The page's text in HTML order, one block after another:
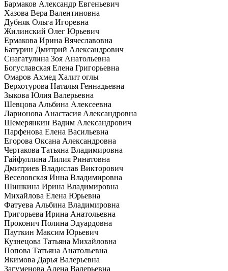
Бармаков Александр Евгеньевич
Хазова Вера Валентиновна
Дубняк Ольга Игоревна
Жилинский Олег Юрьевич
Ермакова Ирина Вячеславовна
Батурин Дмитрий Александрович
Снагатулина Зоя Анатольевна
Богуславская Елена Григорьевна
Омаров Ахмед Халит оглы
Верхотурова Наталья Геннадьевна
Зыкова Юлия Валерьевна
Шевцова Альбина Алексеевна
Ларионова Анастасия Александровна
Шемерянкин Вадим Александрович
Парфенова Елена Васильевна
Егорова Оксана Александровна
Чертакова Татьяна Владимировна
Гайфуллина Лилия Ринатовна
Дмитриев Владислав Викторович
Веселовская Инна Владимировна
Шишкина Ирина Владимировна
Михайлова Елена Юрьевна
Фатуева Альбина Владимировна
Григорьева Ирина Анатольевна
Проконич Полина Эдуардовна
Пауткин Максим Юрьевич
Кузнецова Татьяна Михайловна
Попова Татьяна Анатольевна
Якимова Дарья Валерьевна
Загуменова Алена Валерьевна